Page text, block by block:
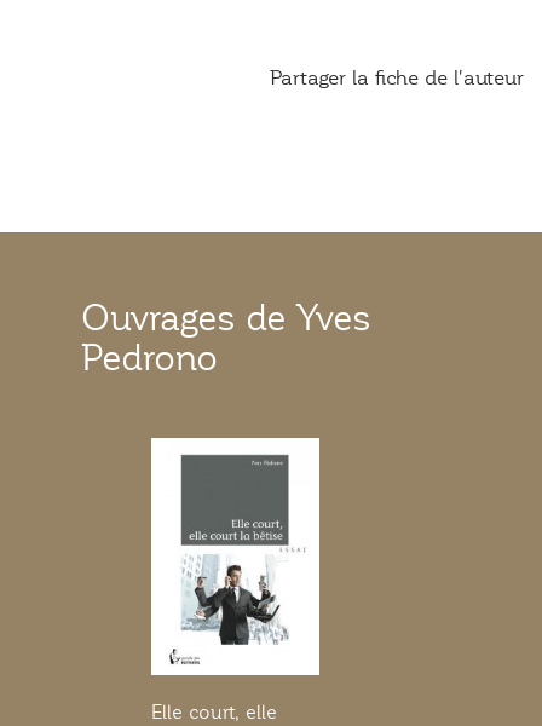
Partager la fiche de l'auteur
Ouvrages de Yves
Pedrono
Elle court, elle